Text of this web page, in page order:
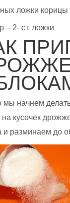
ложки корицы
– 2- ст. ложки
мы начнем
на кусочек
и разминаем до